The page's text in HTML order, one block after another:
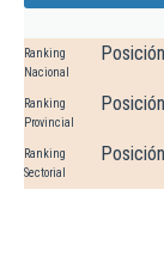
Ranking
Nacional
Ranking
Provincial
Ranking
Sectorial